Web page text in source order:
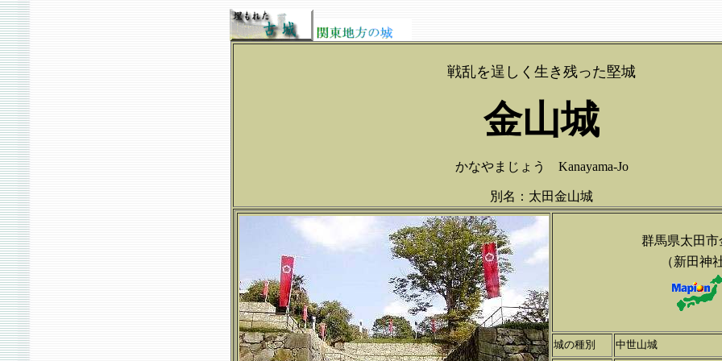
戦乱を逞しく生き残った堅城
金山城
かなやまじょう Kanayama-Jo
別名：太田金山城
群馬県太田市
（新田神
城の種別 中世山城